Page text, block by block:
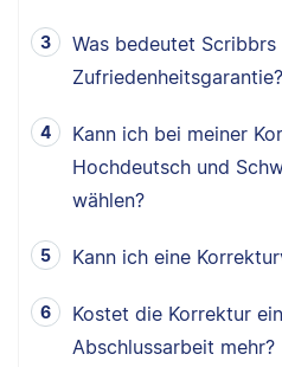
Was bedeutet Scribbrs
Zufriedenheitsgarantie?
Kann ich bei meiner
Hochdeutsch und
wählen?
Kann ich eine
Kostet die Korrektur
Abschlussarbeit mehr?